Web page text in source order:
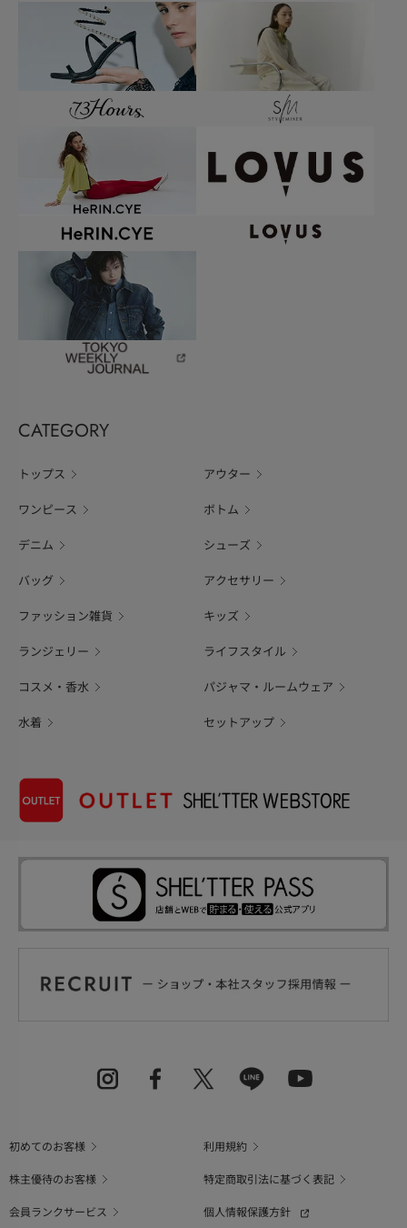
CATEGORY
トップス アウター
ワンピース ボトム
デニム シューズ
バッグ アクセサリー
ファッション雑貨 キッズ
ランジェリー ライフスタイル
コスメ・香水 パジャマ・ルームウェア
水着 セットアップ
初めてのお客様
利用規約
株主優待のお客様
特定商取引法に基づく表記
会員ランクサービス
個人情報保護方針